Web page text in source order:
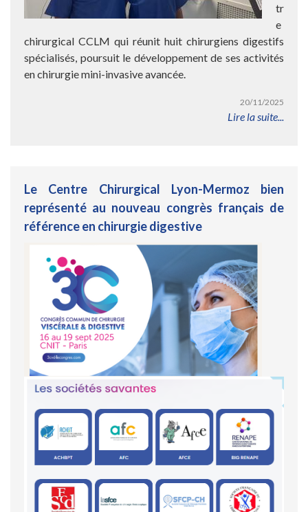
tr
e
chirurgical CCLM qui réunit huit chirurgiens digestifs
spécialisés, poursuit le développement de ses activités
en chirurgie mini-invasive avancée.
20/11/2025
Lire la suite...
Le Centre Chirurgical Lyon-Mermoz bien
représenté au nouveau congrès français de
référence en chirurgie digestive